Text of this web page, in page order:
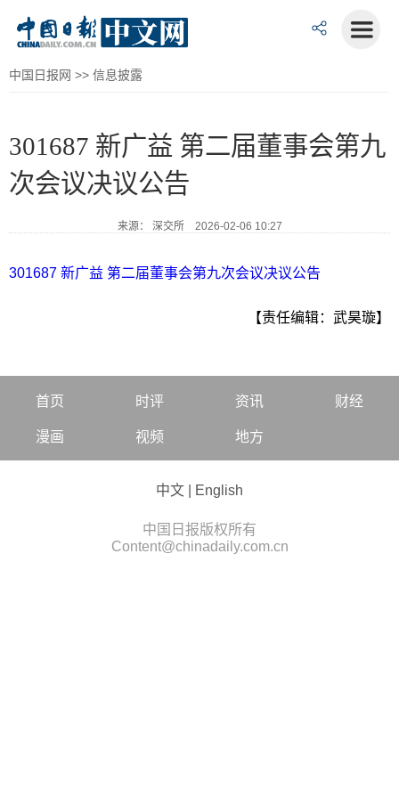
中国日报网 >> 信息披露
301687 新广益 第二届董事会第九
次会议决议公告
来源： 深交所 2026-02-06 10:27
301687 新广益 第二届董事会第九次会议决议公告
【责任编辑：武昊璇】
首页 时评 资讯 财经
漫画 视频 地方
中文 English
中国日报版权所有
Content@chinadaily.com.cn